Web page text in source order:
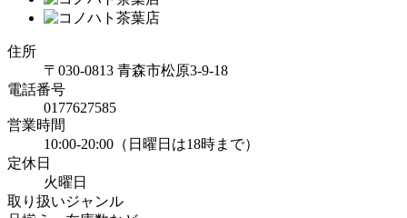
住所
〒030-0813 青森市松原3-9-18
電話番号
0177627585
営業時間
10:00-20:00（日曜日は18時まで）
定休日
火曜日
取り扱いジャンル